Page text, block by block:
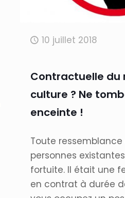
10 juillet 2018
Contractuelle du
culture ? Ne
enceinte !
Toute
personnes
fortuite. Il était une
en contrat à durée